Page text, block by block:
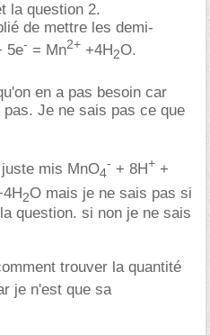
la question 2.
de mettre les demi-
5e- = Mn2+ +4H2O.
en a pas besoin car
Je ne sais pas ce que
mis MnO4
- + 8H+ +
2O mais je ne sais pas si
question. si non je ne sais
trouver la quantité
je n'est que sa